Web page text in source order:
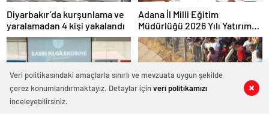
Diyarbakır’da kurşunlama ve
yaralamadan 4 kişi yakalandı
Adana İl Milli Eğitim
Müdürlüğü 2026 Yılı Yatırım
Programı değerlendirildi
Veri politikasındaki amaçlarla sınırlı ve mevzuata uygun şekilde
çerez konumlandırmaktayız. Detaylar içinveri politikamızı
inceleyebilirsiniz.